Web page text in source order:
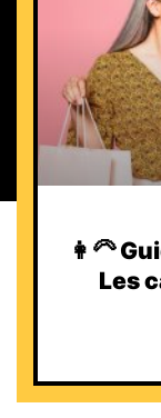
👩‍🦳
Les